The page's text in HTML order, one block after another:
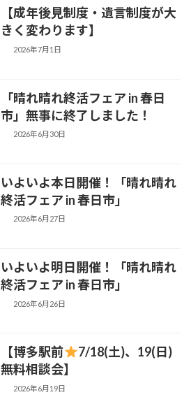
【成年後見制度・遺言制度が大
きく変わります】
2026年7月1日
「晴れ晴れ終活フェア in 春日
市」無事に終了しました！
2026年6月30日
いよいよ本日開催！「晴れ晴れ
終活フェア in 春日市」
2026年6月27日
いよいよ明日開催！「晴れ晴れ
終活フェア in 春日市」
2026年6月26日
【博多駅前
7/18(土)、19(日)
無料相談会】
2026年6月19日